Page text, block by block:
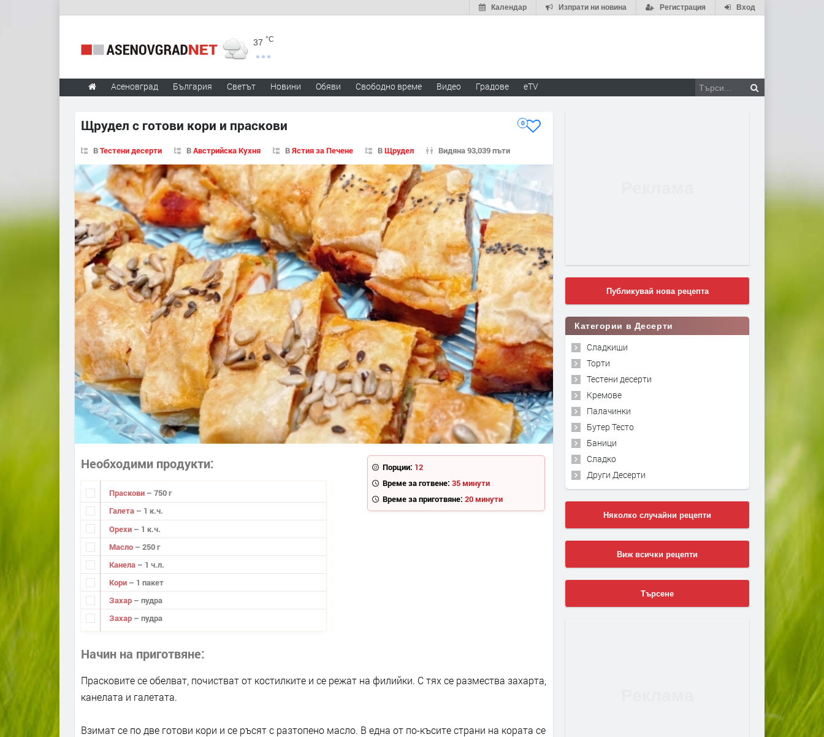
Вход
Регистрация
Изпрати ни новина
Календар
37 °C
Асеновград България Светът Новини Обяви Свободно време Видео Градове eTV
Щрудел с готови кори и праскови 0
ВТестени десерти ВАвстрийска Кухня ВЯстия за Печене ВЩрудел Видяна 93,039 пъти
Порции: 12
Време за готвене: 35 минути
Време за приготвяне: 20 минути
Необходими продукти
Праскови – 750 г
Галета – 1 к.ч.
Орехи – 1 к.ч.
Масло – 250 г
Канела – 1 ч.л.
Кори – 1 пакет
Захар – пудра
Захар – пудра
Начин на приготвяне
Прасковите се обелват, почистват от костилките и се режат на филийки. С тях се размества захарта,
канелата и галетата.
Взимат се по две готови кори и се ръсят с разтопено масло. В една от по-късите страни на кората се
Публикувай нова рецепта
Категории в Десерти
Сладкиши
Торти
Тестени десерти
Кремове
Палачинки
Бутер Тесто
Баници
Сладко
Други Десерти
Няколко случайни рецепти
Виж всички рецепти
Търсене